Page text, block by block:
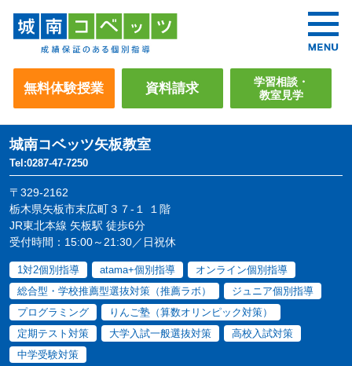
無料体験授業 資料請求
学習相談・
教室見学
城南コベッツ矢板教室
Tel:0287-47-7250
〒329-2162
栃木県矢板市末広町３７-１ １階
JR東北本線 矢板駅 徒歩6分
受付時間：15:00～21:30／日祝休
1対2個別指導 atama+個別指導
オンライン個別指導
総合型・学校推薦型選抜対策（推薦ラボ）
ジュニア個別指導
プログラミング
りんご塾（算数オリンピック対策）
定期テスト対策
大学入試一般選抜対策
高校入試対策
中学受験対策